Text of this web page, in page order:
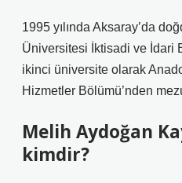
1995 yılında Aksaray’da
Üniversitesi İktisadi ve İdari
ikinci üniversite olarak
Hizmetler Bölümü’nden
Melih Aydoğan
kimdir?